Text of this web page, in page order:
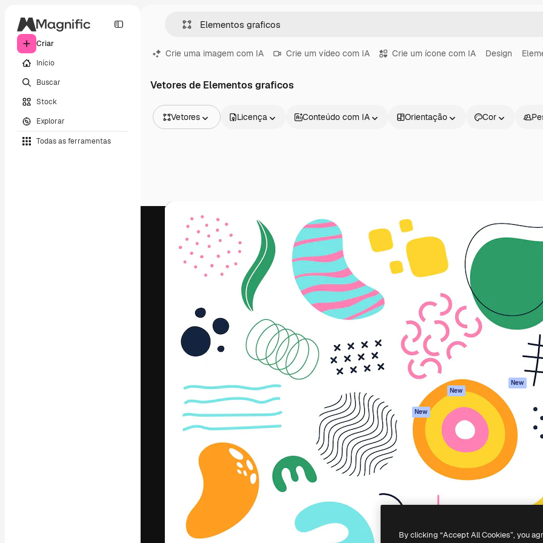
Criar
Início
Buscar
Stock
Explorar
Todas as ferramentas
Crie uma imagem com IA Crie um vídeo com IA Crie um ícone com IA Design
Vetores de Elementos graficos
Vetores
Vídeos
Clipes de vídeo
Animações
Modelos de vídeos
Ícones
Modelos 3D
Licença Conteúdo com IA Orientação Cor
A plataforma criativa para você direcionar
seu melhor trabalho. Mais de 1 milhão de
assinantes entre criativos, empresas,
agências e estúdios.
Português
Produtos
Assistente de IA
Gerador de
imagens
Gerador de vídeos
Texto para voz
Conteúdo de stock
Claude/ChatGPT
New
Agentes New
API
App móvel
Todas as
ferramentas
Documentação
Atendimento
Termos e
condições
Originais
New
Política de cookies
Central de
confiabilidade
Afiliados
Empresas
Copyright © 2010- Freepik Company S.L.U. Todos os direitos reservados.
By clicking “Accept All Cookies”, you